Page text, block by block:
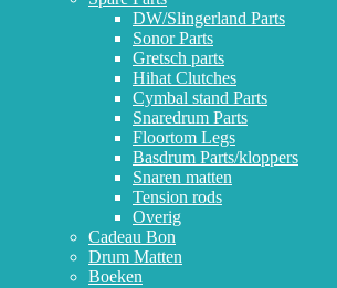
DW/Slingerland Parts
Sonor Parts
Gretsch parts
Hihat Clutches
Cymbal stand Parts
Snaredrum Parts
Floortom Legs
Basdrum Parts/kloppers
Snaren matten
Tension rods
Overig
Cadeau Bon
Drum Matten
Boeken